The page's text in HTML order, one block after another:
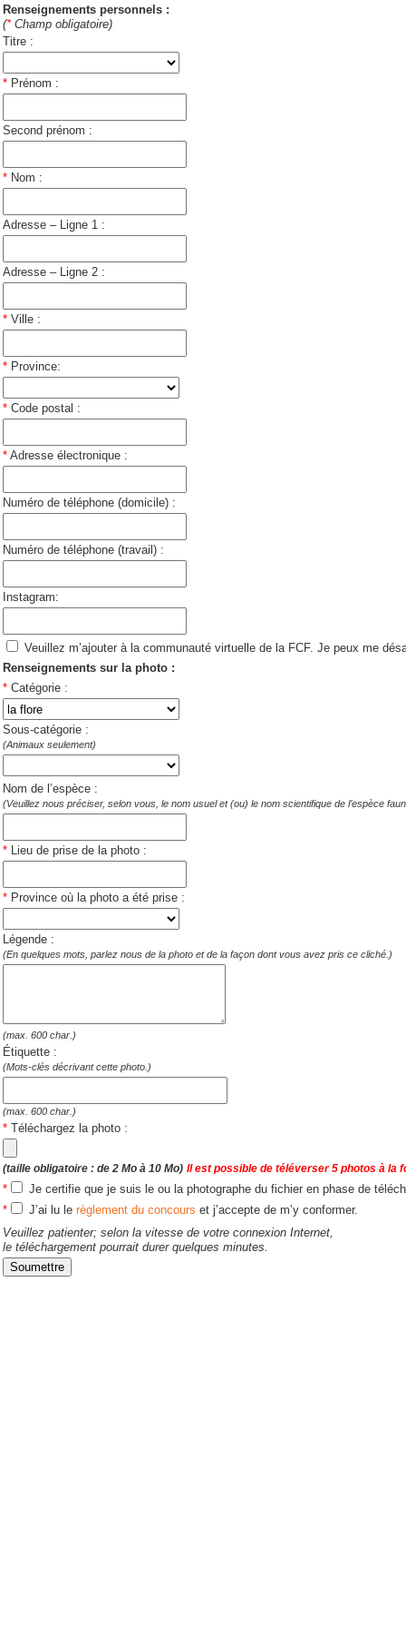
Renseignements personnels :
(*Champ obligatoire)
Titre :
* Prénom :
Second prénom :
* Nom :
Adresse – Ligne 1 :
Adresse – Ligne 2 :
* Ville :
* Province:
* Code postal :
* Adresse électronique :
Numéro de téléphone (domicile) :
Numéro de téléphone (travail) :
Instagram:
Veuillez m’ajouter à la communauté virtuelle de la FCF. Je peux me
Renseignements sur la photo :
* Catégorie :
Sous-catégorie :
(Animaux seulement)
Nom de l’espèce :
(Veuillez nous préciser, selon vous, le nom usuel et (ou) le nom scientifique de l’espèce
* Lieu de prise de la photo :
* Province où la photo a été prise :
Légende :
(En quelques mots, parlez nous de la photo et de la façon dont vous avez pris ce cliché.)
(max. 600 char.)
Étiquette :
(Mots-clés décrivant cette photo.)
(max. 600 char.)
* Téléchargez la photo :
(taille obligatoire : de 2 Mo à 10 Mo) Il est possible de téléverser 5 photos à la
*
Je certifie que je suis le ou la photographe du fichier en phase de
*
J’ai lu le règlement du concours et j’accepte de m’y conformer.
Veuillez patienter; selon la vitesse de votre connexion Internet,
le téléchargement pourrait durer quelques minutes.